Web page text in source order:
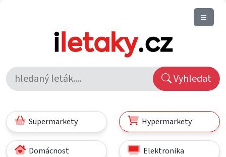
Vyhledat
Supermarkety Hypermarkety
Domácnost Elektronika